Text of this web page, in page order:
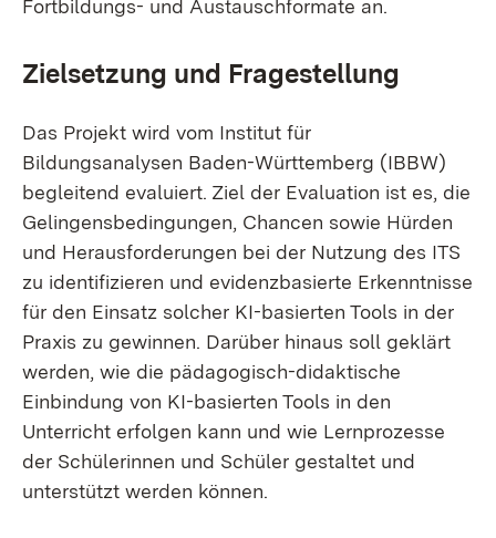
Fortbildungs- und Austauschformate an.
Zielsetzung und Fragestellung
Das Projekt wird vom Institut für
Bildungsanalysen Baden-Württemberg (IBBW)
begleitend evaluiert. Ziel der Evaluation ist es, die
Gelingensbedingungen, Chancen sowie Hürden
und Herausforderungen bei der Nutzung des ITS
zu identifizieren und evidenzbasierte Erkenntnisse
für den Einsatz solcher KI-basierten Tools in der
Praxis zu gewinnen. Darüber hinaus soll geklärt
werden, wie die pädagogisch-didaktische
Einbindung von KI-basierten Tools in den
Unterricht erfolgen kann und wie Lernprozesse
der Schülerinnen und Schüler gestaltet und
unterstützt werden können.